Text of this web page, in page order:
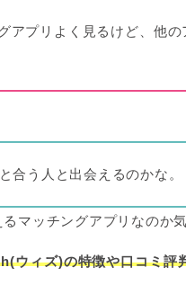
アプリよく見るけど、他の
合う人と出会えるのかな。
マッチングアプリなのか
ウィズ)の特徴や口コミ評